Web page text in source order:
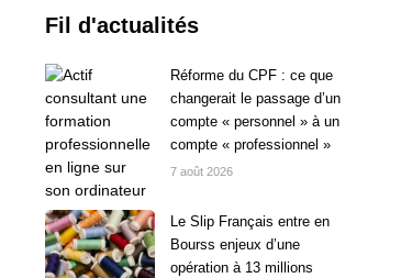
Fil d'actualités
Réforme du CPF : ce que
changerait le passage d’un
compte « personnel » à un
compte « professionnel »
7 août 2026
Le Slip Français entre en
Bourss enjeux d’une
opération à 13 millions